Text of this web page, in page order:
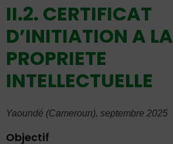
II.2. CERTIFICAT
D’INITIATION A LA
PROPRIETE
INTELLECTUELLE
Yaoundé (Cameroun), septembre 2025
Objectif